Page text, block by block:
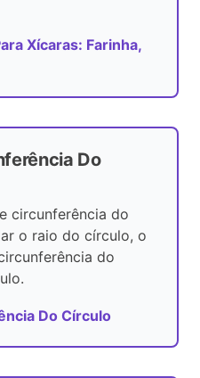
Xícaras: Farinha,
Do
circunferência do
o raio do círculo, o
do
Do Círculo